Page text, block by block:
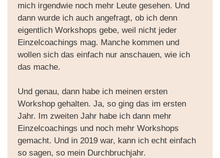
mich irgendwie noch mehr Leute gesehen. Und
dann wurde ich auch angefragt, ob ich denn
eigentlich Workshops gebe, weil nicht jeder
Einzelcoachings mag. Manche kommen und
wollen sich das einfach nur anschauen, wie ich
das mache.
Und genau, dann habe ich meinen ersten
Workshop gehalten. Ja, so ging das im ersten
Jahr. Im zweiten Jahr habe ich dann mehr
Einzelcoachings und noch mehr Workshops
gemacht. Und in 2019 war, kann ich echt einfach
so sagen, so mein Durchbruchjahr.